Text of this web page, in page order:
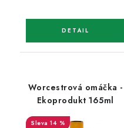
Worcestrová omáčka -
Ekoprodukt 165ml
14 %